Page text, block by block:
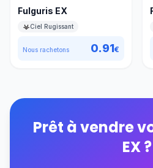
Fulguris EX
Ciel Rugissant
Nous rachetons 0.91€
Prêt à vendre
EX?